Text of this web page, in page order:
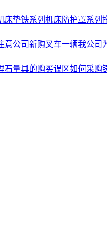
床垫铁系列 机床防护罩系列
意公司新购叉车一辆我公司
石量具的购买误区如何采购